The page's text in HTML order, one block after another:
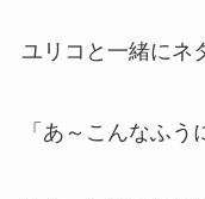
ユリコと一緒にネ
「あ～こんなふう